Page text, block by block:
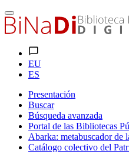
EU
ES
Presentación
Buscar
Búsqueda avanzada
Portal de las Bibliotecas
Abarka: metabuscador de
Catálogo colectivo del